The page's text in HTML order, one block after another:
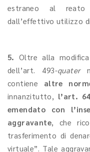
estraneo al
dall’effettivo utilizzo
5.Oltre alla
dell’art. 493-quater
contiene altre
innanzitutto, l’art.
emendato con
aggravante, che
trasferimento di
virtuale”. Tale